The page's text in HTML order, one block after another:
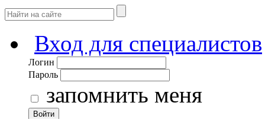
Вход для специалистов
Логин
Пароль
запомнить меня
Войти